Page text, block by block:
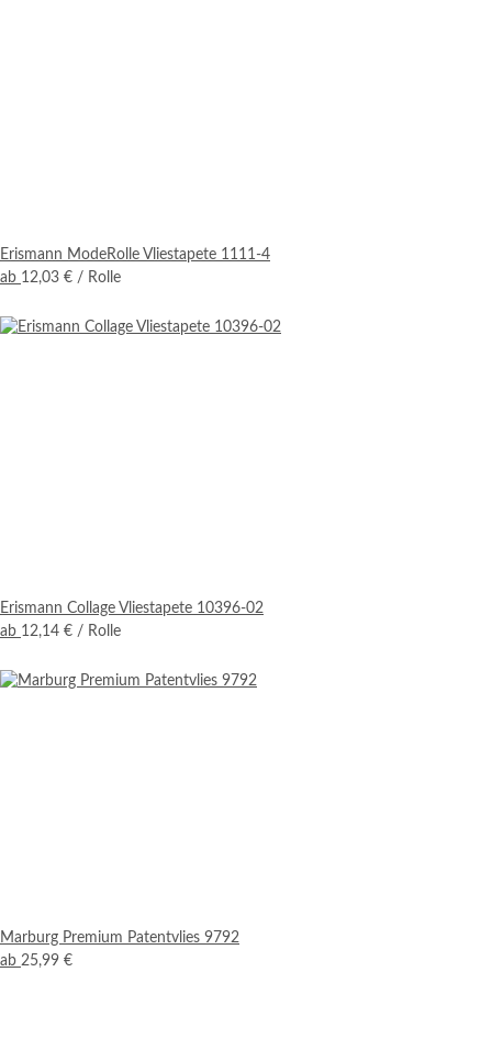
Erismann ModeRolle Vliestapete 1111-4
ab 12,03 € / Rolle
Erismann Collage Vliestapete 10396-02
ab 12,14 € / Rolle
Marburg Premium Patentvlies 9792
ab 25,99 €